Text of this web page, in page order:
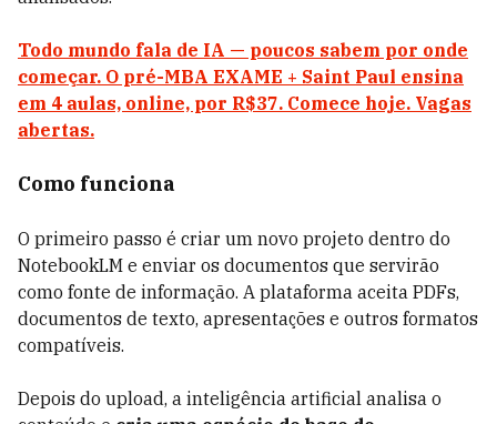
Todo mundo fala de IA — poucos sabem por onde
começar. O pré-MBA EXAME + Saint Paul ensina
em 4 aulas, online, por R$37. Comece hoje. Vagas
abertas.
Como funciona
O primeiro passo é criar um novo projeto dentro do
NotebookLM e enviar os documentos que servirão
como fonte de informação. A plataforma aceita PDFs,
documentos de texto, apresentações e outros formatos
compatíveis.
Depois do upload, a inteligência artificial analisa o